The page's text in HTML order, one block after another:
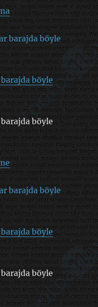
böyle
böyle
böyle
böyle